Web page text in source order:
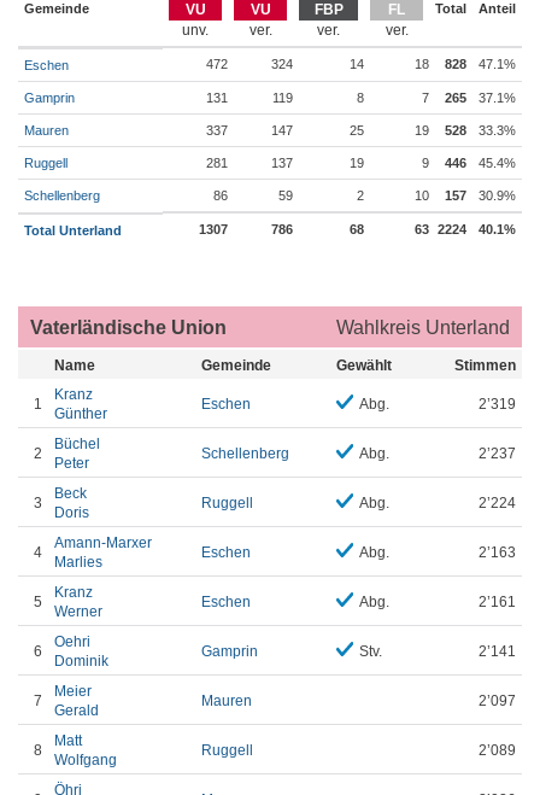
Gemeinde VU VU FBP FL Total Anteil
Eschen 472 324 14 18 828 47.1%
Gamprin 131 119 8 7 265 37.1%
Mauren 337 147 25 19 528 33.3%
Ruggell 281 137 19 9 446 45.4%
Schellenberg 86 59 2 10 157 30.9%
Total Unterland 1307 786 68 63 2224 40.1%
Vaterländische Union Wahlkreis Unterland
Name Gemeinde Gewählt Stimmen
1
Kranz
Günther
Eschen Abg. 2’319
2
Büchel
Peter
Schellenberg Abg. 2’237
3
Beck
Doris
Ruggell Abg. 2’224
4
Amann-Marxer
Marlies
Eschen Abg. 2’163
5
Kranz
Werner
Eschen Abg. 2’161
6
Oehri
Dominik
Gamprin Stv. 2’141
7
Meier
Gerald
Mauren 2’097
8
Matt
Wolfgang
Ruggell 2’089
Öhri